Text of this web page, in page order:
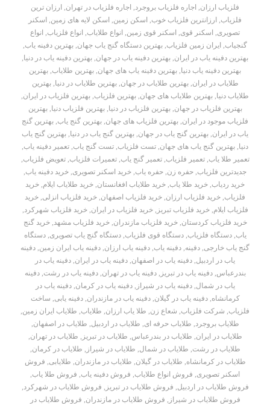
فلزیاب ارزان, اجاره فلزیاب بروجرد, اجاره فلزیاب در تهران,
ارزان ترین
فلزیاب, ارزانترین فلزیاب خوب, اسکن زمین, اسکن لایه های زمین,
اسکنر
تصویری, اسکنر قوی, اسکنر قوی زمین, انواع طلایاب, انواع فلزیاب, انواع
گنجیاب, ایران زمین فلزیاب, بهترین دستگاه گنج یاب جهان, بهترین دفینه یاب,
بهترین دفینه یاب در ایران, بهترین دفینه یاب در جهان, بهترین دفینه یاب در دنیا,
بهترین دفینه یاب دنیا, بهترین دفینه یاب های جهان, بهترین طلایاب, بهترین
طلایاب در ایران,بهترین طلایاب در جهان,بهترین طلایاب در دنیا,بهترین
طلایاب دنیا, بهترین طلایاب های جهان, بهترین فلزیاب, بهترین فلزیاب در ایران,
بهترین فلزیاب در جهان,بهترین فلزیاب در دنیا,بهترین فلزیاب دنیا,بهترین
فلزیاب موجود در ایران, بهترین فلزیاب های جهان, بهترین گنج یاب, بهترین گنج
یاب در ایران, بهترین گنج یاب در جهان, بهترین گنج یاب در دنیا, بهترین گنج یاب
دنیا, بهترین گنج یاب های جهان, تست فلزیاب, تست گنج یاب, تعمیر دفینه یاب,
تعمیر طلا یاب,تعمیر فلزیاب,تعمیر گنج یاب,تعمیرات فلزیاب,تعویض فلزیاب,
جدیدترین فلزیاب, حفره زن, حفره یاب, خرید اسکنر تصویری, خرید دفینه یاب,
خرید ردیاب, خرید طلا یاب, خرید طلایاب افغانستان, خرید طلایاب ایلام, خرید
فلزیاب, خرید فلزیاب ارزان, خرید فلزیاب اصفهان, خرید فلزیاب انزلی, خرید
فلزیاب ایلام,خرید فلزیاب تبریز ,خرید فلزیاب در ایران,خرید فلزیاب شهرکرد,
خرید فلزیاب کردستان,خرید فلزیاب مازندران,خرید فلزیاب مشهد,خرید گنج
یاب,دستگاه فلزیاب,دستگاه قوی فلزیاب,دستگاه گنج یاب تصویری,دستگاه
گنج یاب خارجی, دفینه, دفینه یاب, دفینه یاب ارزان, دفینه یاب ایران زمین, دفینه
یاب در اردبیل, دفینه یاب در اصفهان, دفینه یاب در ایران, دفینه یاب در
بندرعباس,دفینه یاب در تبریز ,دفینه یاب در تهران,دفینه یاب در رشت,دفینه
یاب در شمال,دفینه یاب در شیراز ,دفینه یاب در کرمان,دفینه یاب در
کرمانشاه,دفینه یاب در گیلان,دفینه یاب در مازندران,دفینه یابی, ساخت
فلزیاب, شرکت فلزیاب, شعاع زن, طلا یاب ارزان, طلایاب, طلایاب ایران زمین,
طلایاب بروجرد, طلایاب حرفه ای, طلایاب در اردبیل, طلایاب در اصفهان,
طلایاب در ایران, طلایاب در بندرعباس, طلایاب در تبریز , طلایاب در تهران,
طلایاب در رشت, طلایاب در شمال, طلایاب در شیراز , طلایاب در کرمان,
طلایاب در کرمانشاه, طلایاب در گیلان, طلایاب در مازندران, طلایابی, فروش
اسکنر تصویری, فروش انواع طلایاب, فروش دفینه یاب, فروش طلا یاب,
فروش طلایاب در اردبیل, فروش طلایاب در تبریز , فروش طلایاب در شهرکرد,
فروش طلایاب در شیراز , فروش طلایاب در مازندران, فروش طلایاب در